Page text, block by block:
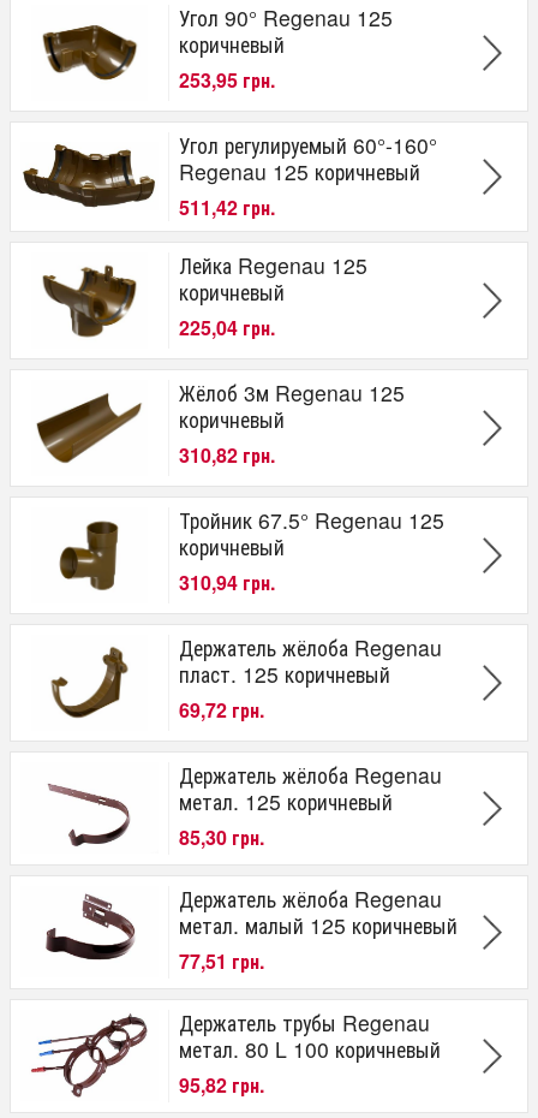
Угол 90° Regenau 125
коричневый
253,95 грн.
Угол регулируемый 60°-160°
Regenau 125 коричневый
511,42 грн.
Лейка Regenau 125
коричневый
225,04 грн.
Жёлоб 3м Regenau 125
коричневый
310,82 грн.
Тройник 67.5° Regenau 125
коричневый
310,94 грн.
Держатель жёлоба Regenau
пласт. 125 коричневый
69,72 грн.
Держатель жёлоба Regenau
метал. 125 коричневый
85,30 грн.
Держатель жёлоба Regenau
метал. малый 125 коричневый
77,51 грн.
Держатель трубы Regenau
метал. 80 L 100 коричневый
95,82 грн.